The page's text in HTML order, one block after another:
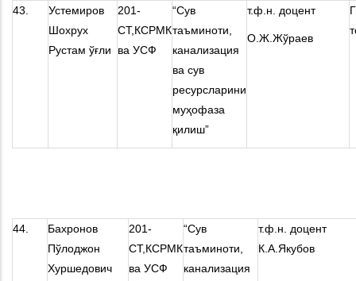
43.
Устемиров
Шохрух
Рустам ўғли
201-
СТ,КСРМК
ва УСФ
“Сув
таъминоти,
канализация
ва сув
ресурсларини
муҳофаза
қилиш”
т.ф.н. доцент
О.Ж.Жўраев
44.
Бахронов
Пўлоджон
Хуршедович
201-
СТ,КСРМК
ва УСФ
“Сув
таъминоти,
канализация
т.ф.н. доцент
К.А.Якубов